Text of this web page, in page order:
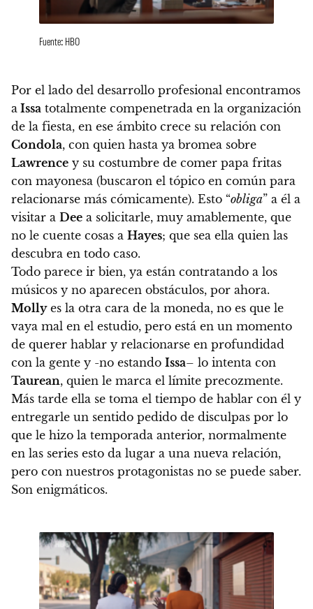
Fuente: HBO
Por el lado del desarrollo profesional encontramos
a Issa totalmente compenetrada en la organización
de la fiesta, en ese ámbito crece su relación con
Condola, con quien hasta ya bromea sobre
Lawrence y su costumbre de comer papa fritas
con mayonesa (buscaron el tópico en común para
relacionarse más cómicamente). Esto “obliga” a él a
visitar a Dee a solicitarle, muy amablemente, que
no le cuente cosas a Hayes; que sea ella quien las
descubra en todo caso.
Todo parece ir bien, ya están contratando a los
músicos y no aparecen obstáculos, por ahora.
Mollyes la otra cara de la moneda, no es que le
vaya mal en el estudio, pero está en un momento
de querer hablar y relacionarse en profundidad
con la gente y -no estando Issa– lo intenta con
Taurean, quien le marca el límite precozmente.
Más tarde ella se toma el tiempo de hablar con él y
entregarle un sentido pedido de disculpas por lo
que le hizo la temporada anterior, normalmente
en las series esto da lugar a una nueva relación,
pero con nuestros protagonistas no se puede saber.
Son enigmáticos.